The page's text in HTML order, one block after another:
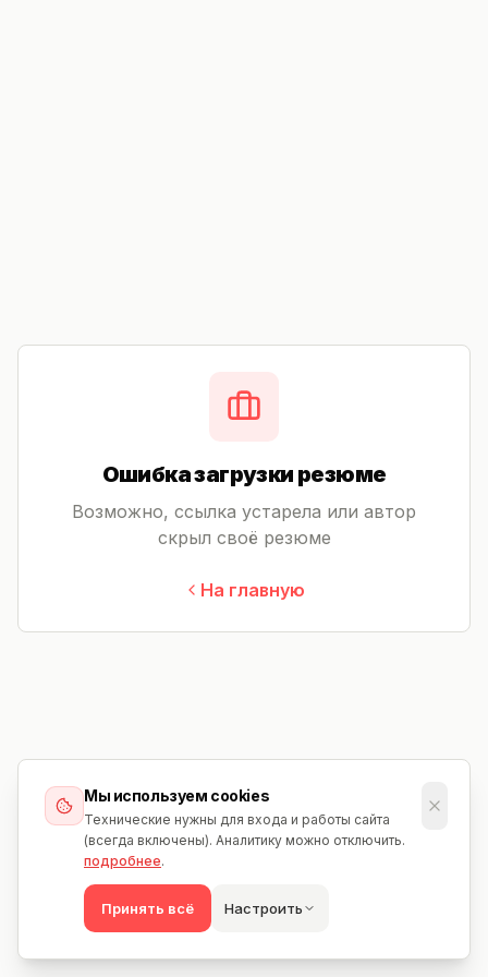
Мы используем cookies
Технические нужны для входа и работы сайта
(всегда включены). Аналитику можно отключить.
подробнее.
Принять всё Настроить
Ошибка загрузки резюме
Возможно, ссылка устарела или автор
скрыл своё резюме
На главную